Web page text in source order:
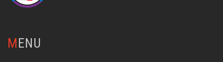
MENU